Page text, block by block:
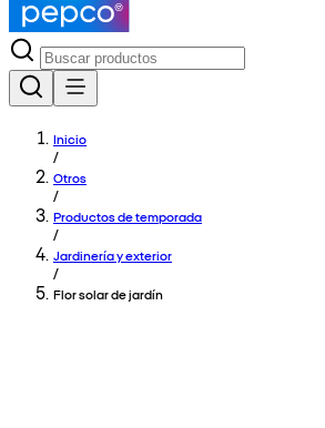
Inicio
/
Otros
/
Productos de temporada
/
Jardinería y exterior
/
Flor solar de jardín